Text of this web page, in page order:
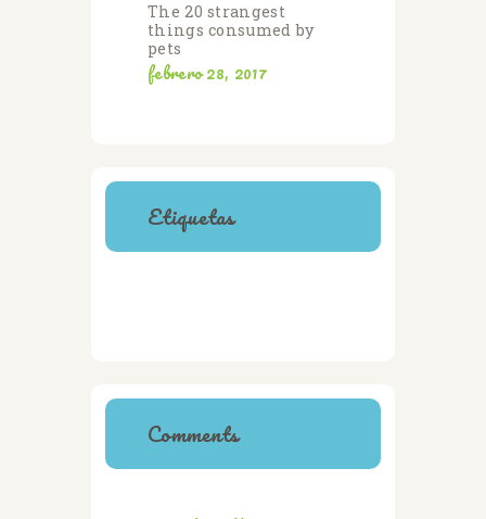
The 20 strangest
things consumed by
pets
febrero 28, 2017
Etiquetas
Comments